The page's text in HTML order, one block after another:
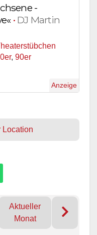
-
• DJ Martin
, 90er
Anzeige
Location
Aktueller
Monat